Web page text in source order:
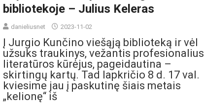
bibliotekoje – Julius Keleras
danieliusnet 2023-11-02
Į Jurgio Kunčino viešąją biblioteką ir vėl
užsuks traukinys, vežantis profesionalius
literatūros kūrėjus, pageidautina –
skirtingų kartų. Tad lapkričio 8 d. 17 val.
kviesime jau į paskutinę šiais metais
„kelionę“ iš